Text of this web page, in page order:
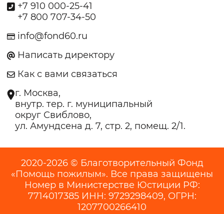
+7 910 000-25-41
+7 800 707-34-50
info@fond60.ru
Написать директору
Как с вами связаться
г. Москва,
внутр. тер. г. муниципальный
округ Свиблово,
ул. Амундсена д. 7, стр. 2, помещ. 2/1.
2020-2026 © Благотворительный Фонд
«Помощь пожилым». Все права защищены
Номер в Министерстве Юстиции РФ:
7714017385 ИНН: 9729298409, ОГРН:
1207700266410